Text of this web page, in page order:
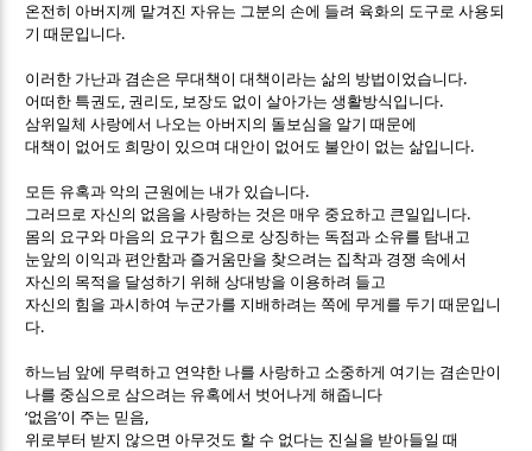
온전히 아버지께 맡겨진 자유는 그분의 손에 들려 육화의 도구로 사용되
기 때문입니다.
이러한 가난과 겸손은 무대책이 대책이라는 삶의 방법이었습니다.
어떠한 특권도 , 권리도 , 보장도 없이 살아가는 생활방식입니다.
삼위일체 사랑에서 나오는 아버지의 돌보심을 알기 때문에
대책이 없어도 희망이 있으며 대안이 없어도 불안이 없는 삶입니다.
모든 유혹과 악의 근원에는 내가 있습니다.
그러므로 자신의 없음을 사랑하는 것은 매우 중요하고 큰일입니다.
몸의 요구와 마음의 요구가 힘으로 상징하는 독점과 소유를 탐내고
눈앞의 이익과 편안함과 즐거움만을 찾으려는 집착과 경쟁 속에서
자신의 목적을 달성하기 위해 상대방을 이용하려 들고
자신의 힘을 과시하여 누군가를 지배하려는 쪽에 무게를 두기 때문입니
다.
하느님 앞에 무력하고 연약한 나를 사랑하고 소중하게 여기는 겸손만이
나를 중심으로 삼으려는 유혹에서 벗어나게 해줍니다
‘없음’이 주는 믿음,
위로부터 받지 않으면 아무것도 할 수 없다는 진실을 받아들일 때